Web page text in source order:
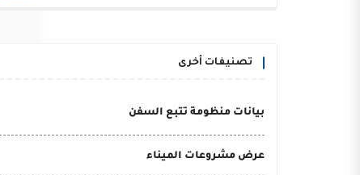
تصنيفات أخرى
بيانات منظومة تتبع السفن
عرض مشروعات الميناء